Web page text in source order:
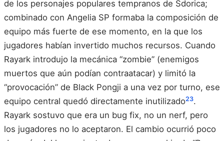
de los personajes populares tempranos de Sdorica;
combinado con Angelia SP formaba la composición de
equipo más fuerte de ese momento, en la que los
jugadores habían invertido muchos recursos. Cuando
Rayark introdujo la mecánica “zombie” (enemigos
muertos que aún podían contraatacar) y limitó la
“provocación” de Black Pongji a una vez por turno, ese
equipo central quedó directamente inutilizado23.
Rayark sostuvo que era un bug fix, no un nerf, pero
los jugadores no lo aceptaron. El cambio ocurrió poco